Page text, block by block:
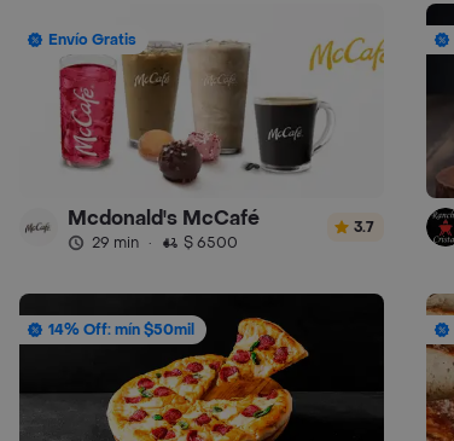
Envío Gratis
Mcdonald's McCafé
29 min · $ 6500
3.7
14% Off: mín $50mil